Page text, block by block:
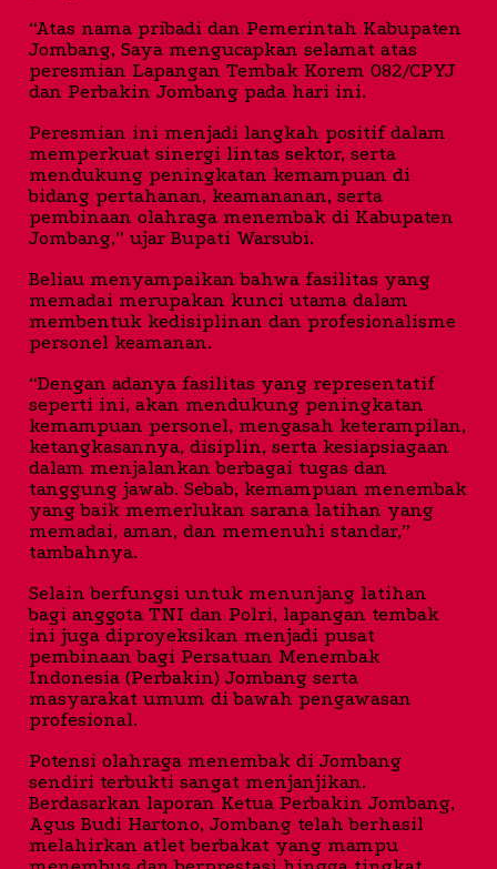
“Atas nama pribadi dan Pemerintah Kabupaten
Jombang, Saya mengucapkan selamat atas
peresmian Lapangan Tembak Korem 082/CPYJ
dan Perbakin Jombang pada hari ini.
Peresmian ini menjadi langkah positif dalam
memperkuat sinergi lintas sektor, serta
mendukung peningkatan kemampuan di
bidang pertahanan, keamananan, serta
pembinaan olahraga menembak di Kabupaten
Jombang,” ujar Bupati Warsubi.
Beliau menyampaikan bahwa fasilitas yang
memadai merupakan kunci utama dalam
membentuk kedisiplinan dan profesionalisme
personel keamanan.
“Dengan adanya fasilitas yang representatif
seperti ini, akan mendukung peningkatan
kemampuan personel, mengasah keterampilan,
ketangkasannya, disiplin, serta kesiapsiagaan
dalam menjalankan berbagai tugas dan
tanggung jawab. Sebab, kemampuan menembak
yang baik memerlukan sarana latihan yang
memadai, aman, dan memenuhi standar,”
tambahnya.
Selain berfungsi untuk menunjang latihan
bagi anggota TNI dan Polri, lapangan tembak
ini juga diproyeksikan menjadi pusat
pembinaan bagi Persatuan Menembak
Indonesia (Perbakin) Jombang serta
masyarakat umum di bawah pengawasan
profesional.
Potensi olahraga menembak di Jombang
sendiri terbukti sangat menjanjikan.
Berdasarkan laporan Ketua Perbakin Jombang,
Agus Budi Hartono, Jombang telah berhasil
melahirkan atlet berbakat yang mampu